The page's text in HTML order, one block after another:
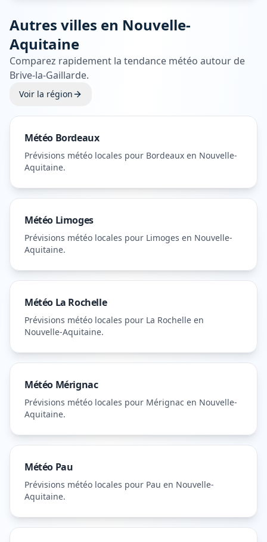
Autres villes en Nouvelle-
Aquitaine
Comparez rapidement la tendance météo autour de
Brive-la-Gaillarde.
Voir la région
Météo Bordeaux
Prévisions météo locales pour Bordeaux en Nouvelle-
Aquitaine.
Météo Limoges
Prévisions météo locales pour Limoges en Nouvelle-
Aquitaine.
Météo La Rochelle
Prévisions météo locales pour La Rochelle en
Nouvelle-Aquitaine.
Météo Mérignac
Prévisions météo locales pour Mérignac en Nouvelle-
Aquitaine.
Météo Pau
Prévisions météo locales pour Pau en Nouvelle-
Aquitaine.